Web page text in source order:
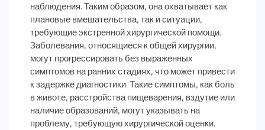
наблюдения. Таким образом, она охватывает как
плановые вмешательства, так и ситуации,
требующие экстренной хирургической помощи.
Заболевания, относящиеся к общей хирургии,
могут прогрессировать без выраженных
симптомов на ранних стадиях, что может привести
к задержке диагностики. Такие симптомы, как боль
в животе, расстройства пищеварения, вздутие или
наличие образований, могут указывать на
проблему, требующую хирургической оценки.